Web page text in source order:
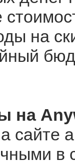
на
на
сайте
в